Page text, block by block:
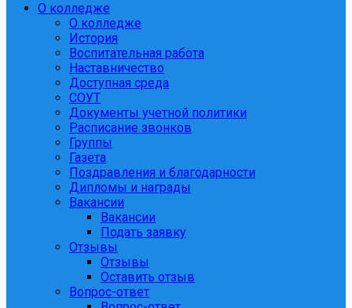
О колледже
О колледже
История
Воспитательная работа
Наставничество
Доступная среда
СОУТ
Документы учетной политики
Расписание звонков
Группы
Газета
Поздравления и благодарности
Дипломы и награды
Вакансии
Вакансии
Подать заявку
Отзывы
Отзывы
Оставить отзыв
Вопрос-ответ